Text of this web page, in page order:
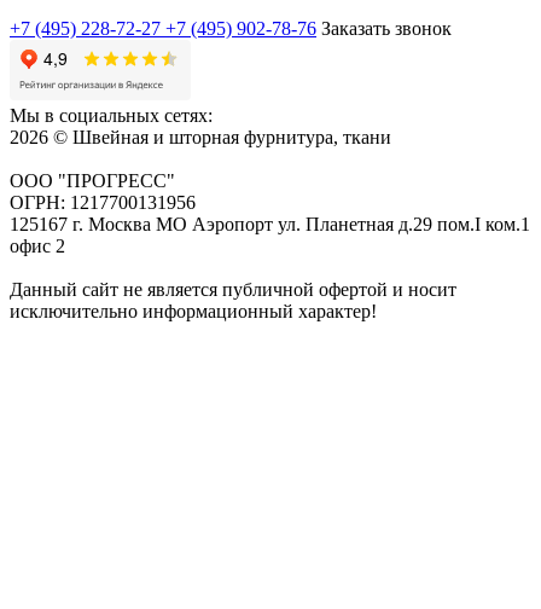
+7 (495) 228-72-27 +7 (495) 902-78-76 Заказать звонок
Мы в социальных сетях:
2026 © Швейная и шторная фурнитура, ткани
ООО "ПРОГРЕСС"
ОГРН: 1217700131956
125167 г. Москва МО Аэропорт ул. Планетная д.29 пом.I ком.1
офис 2
Данный сайт не является публичной офертой и носит
исключительно информационный характер!